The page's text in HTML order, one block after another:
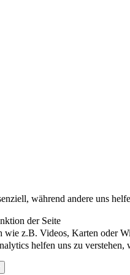
während andere uns
der Seite
wie z.B. Videos, Karten oder
helfen uns zu